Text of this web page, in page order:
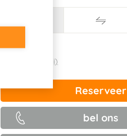
Nieuwprijs:
(i)
Reserveer
bel ons